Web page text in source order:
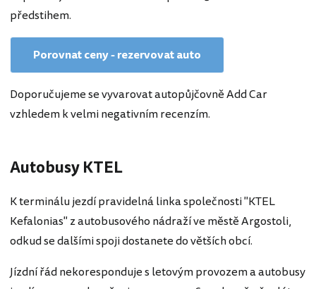
předstihem.
Porovnat ceny - rezervovat auto
Doporučujeme se vyvarovat autopůjčovně Add Car
vzhledem k velmi negativním recenzím.
Autobusy KTEL
K terminálu jezdí pravidelná linka společnosti "KTEL
Kefalonias" z autobusového nádraží ve městě Argostoli,
odkud se dalšími spoji dostanete do větších obcí.
Jízdní řád nekoresponduje s letovým provozem a autobusy